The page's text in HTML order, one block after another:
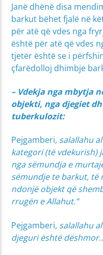
Janë dhënë disa
barkut bëhet fjalë në
për atë që vdes nga
është për atë që vdes
tjetër është se i
çfarëdolloj dhimbje
– Vdekja nga mbytja
objekti, nga djegiet
tuberkulozit:
Pejgamberi, salallahu
kategori (të vdekurish)
nga sëmundja e
sëmundje te barkut, të
ndonjë objekt që
rrugën e Allahut.”
Pejgamberi, salallahu
djeguri është dëshmor